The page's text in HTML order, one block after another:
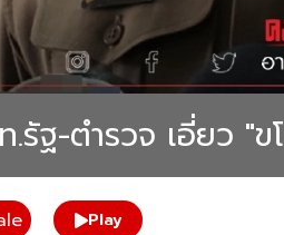
รัฐ-ตำรวจ เอี่ยว "
Play